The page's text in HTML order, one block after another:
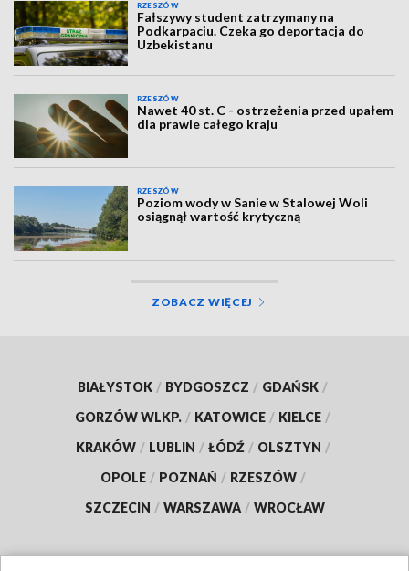
RZESZÓW
Fałszywy student zatrzymany na
Podkarpaciu. Czeka go deportacja do
Uzbekistanu
RZESZÓW
Nawet 40 st. C - ostrzeżenia przed upałem
dla prawie całego kraju
RZESZÓW
Poziom wody w Sanie w Stalowej Woli
osiągnął wartość krytyczną
ZOBACZ WIĘCEJ
BIAŁYSTOK / BYDGOSZCZ / GDAŃSK /
GORZÓW WLKP. / KATOWICE / KIELCE /
KRAKÓW / LUBLIN / ŁÓDŹ / OLSZTYN /
OPOLE / POZNAŃ / RZESZÓW /
SZCZECIN / WARSZAWA / WROCŁAW